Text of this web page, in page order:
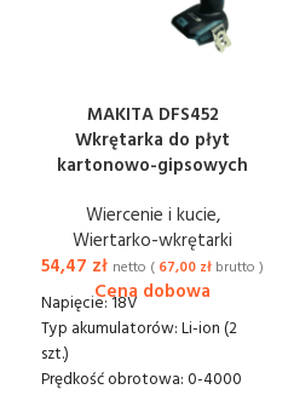
MAKITA DFS452
Wkrętarka do płyt
kartonowo-gipsowych
Wiercenie i kucie,
Wiertarko-wkrętarki
54,47 zł netto ( 67,00 zł brutto )
Napięcie: 18V
Typ akumulatorów: Li-ion (2
szt.)
Prędkość obrotowa: 0-4000